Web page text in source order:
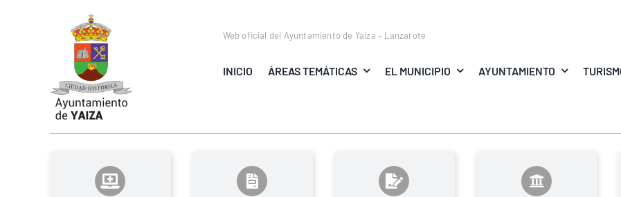
Web oficial del Ayuntamiento de Yaiza – Lanzarote
INICIO ÁREAS TEMÁTICAS EL MUNICIPIO AYUNTAMIENTO